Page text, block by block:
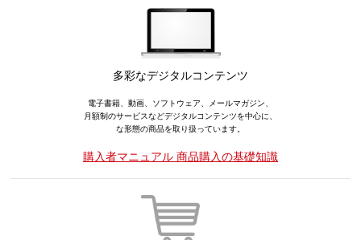
多彩なデジタルコンテンツ
電子書籍、動画、ソフトウェア、メールマガジン、
月額制のサービスなどデジタルコンテンツを中心に、
な形態の商品を取り扱っています。
購入者マニュアル 商品購入の基礎知識